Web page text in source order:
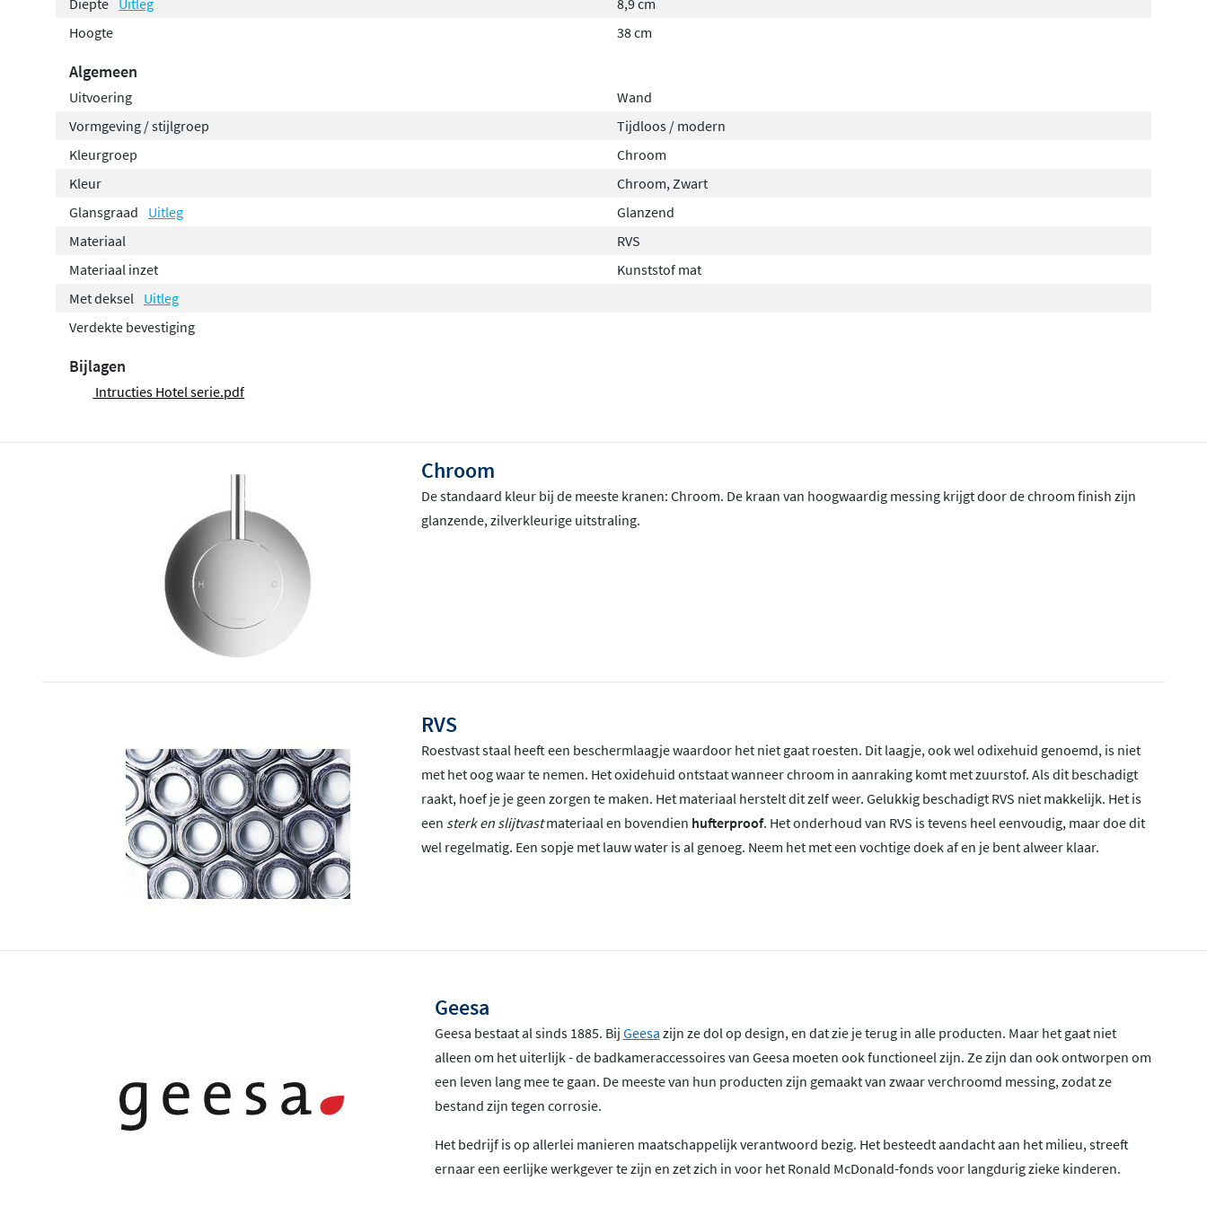
Hoogte
38 cm
Algemeen
Uitvoering
Wand
Vormgeving / stijlgroep
Tijdloos / modern
Kleurgroep
Chroom
Kleur
Chroom, Zwart
Glansgraad
Uitleg
Glanzend
Materiaal
RVS
Materiaal inzet
Kunststof mat
Met deksel
Uitleg
Verdekte bevestiging
Bijlagen
Intructies Hotel serie.pdf
Chroom
De standaard kleur bij de meeste kranen: Chroom. De kraan van hoogwaardig messing krijgt door de chroom finish zijn
glanzende, zilverkleurige uitstraling.
RVS
Roestvast staal heeft een beschermlaagje waardoor het niet gaat roesten. Dit laagje, ook wel odixehuid genoemd, is niet
met het oog waar te nemen. Het oxidehuid ontstaat wanneer chroom in aanraking komt met zuurstof. Als dit beschadigt
raakt, hoef je je geen zorgen te maken. Het materiaal herstelt dit zelf weer. Gelukkig beschadigt RVS niet makkelijk. Het is
een sterk en slijtvastmateriaal en bovendien hufterproof. Het onderhoud van RVS is tevens heel eenvoudig, maar doe dit
wel regelmatig. Een sopje met lauw water is al genoeg. Neem het met een vochtige doek af en je bent alweer klaar.
Geesa
Geesa bestaat al sinds 1885. Bij Geesa zijn ze dol op design, en dat zie je terug in alle producten. Maar het gaat niet
alleen om het uiterlijk - de badkameraccessoires van Geesa moeten ook functioneel zijn. Ze zijn dan ook ontworpen om
een leven lang mee te gaan. De meeste van hun producten zijn gemaakt van zwaar verchroomd messing, zodat ze
bestand zijn tegen corrosie.
Het bedrijf is op allerlei manieren maatschappelijk verantwoord bezig. Het besteedt aandacht aan het milieu, streeft
ernaar een eerlijke werkgever te zijn en zet zich in voor het Ronald McDonald-fonds voor langdurig zieke kinderen.